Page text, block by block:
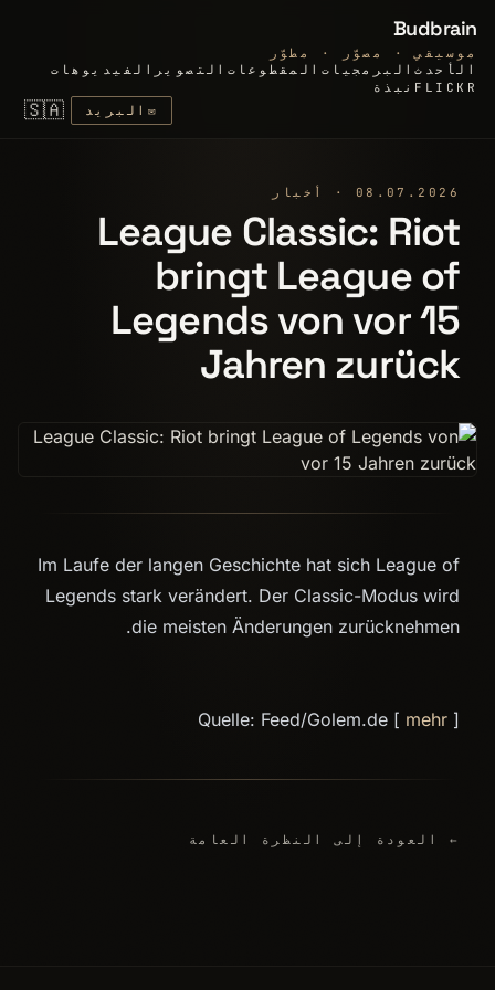
Budbrain
موسيقي · مصوّر · مطوّر
الأحدثالبرمجيات المقطوعات التصوير
الفيديوهات
FLICKR نبذة
✉ البريد 🇸🇦
08.07.2026 · أخبار
League Classic: Riot
bringt League of
Legends von vor 15
Jahren zurück
Im Laufe der langen Geschichte hat sich League of
Legends stark verändert. Der Classic-Modus wird
die meisten Änderungen zurücknehmen.
Quelle: Feed/Golem.de [ mehr ]
← العودة إلى النظرة العامة